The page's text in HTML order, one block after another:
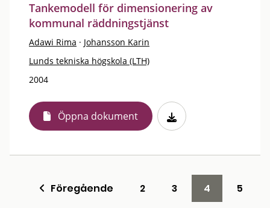
Tankemodell för dimensionering av
kommunal räddningstjänst
Adawi Rima · Johansson Karin
Lunds tekniska högskola (LTH)
2004
Öppna dokument
Föregående 2 3 4
5